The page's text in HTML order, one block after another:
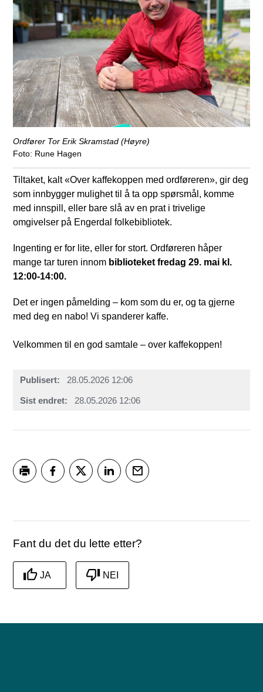
Ordfører Tor Erik Skramstad (Høyre)
Rune Hagen
Tiltaket, kalt «Over kaffekoppen med ordføreren», gir deg
som innbygger mulighet til å ta opp spørsmål, komme
med innspill, eller bare slå av en prat i trivelige
omgivelser på Engerdal folkebibliotek.
Ingenting er for lite, eller for stort. Ordføreren håper
mange tar turen innom biblioteket fredag 29. mai kl.
12:00-14:00.
Det er ingen påmelding – kom som du er, og ta gjerne
med deg en nabo! Vi spanderer kaffe.
Velkommen til en god samtale – over kaffekoppen!
Publisert 28.05.2026 12:06
Sist endret 28.05.2026 12:06
Fant du det du lette etter?
JA NEI